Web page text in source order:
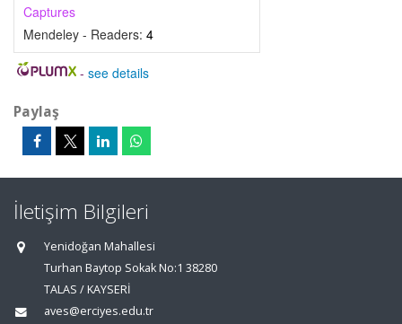
Captures
Mendeley - Readers: 4
- see details
Paylaş
İletişim Bilgileri
Yenidoğan Mahallesi
Turhan Baytop Sokak No:1 38280
TALAS / KAYSERİ
aves@erciyes.edu.tr